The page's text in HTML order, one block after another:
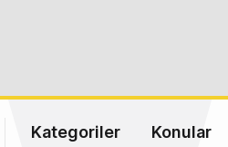
Kategoriler Konular